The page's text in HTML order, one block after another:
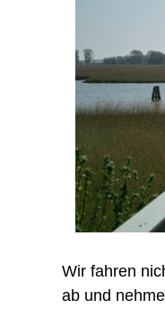
Wir fahren
ab und